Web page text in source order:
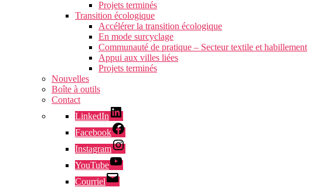
Projets terminés
Transition écologique
Accélérer la transition écologique
En mode surcyclage
Communauté de pratique – Secteur textile et habillement
Appui aux villes liées
Projets terminés
Nouvelles
Boîte à outils
Contact
LinkedIn
Facebook
Instagram
YouTube
Courriel